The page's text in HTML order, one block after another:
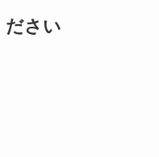
ださい